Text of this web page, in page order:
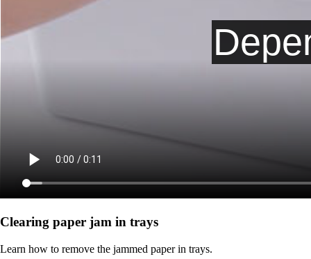
Clearing paper jam in trays
Learn how to remove the jammed paper in trays.